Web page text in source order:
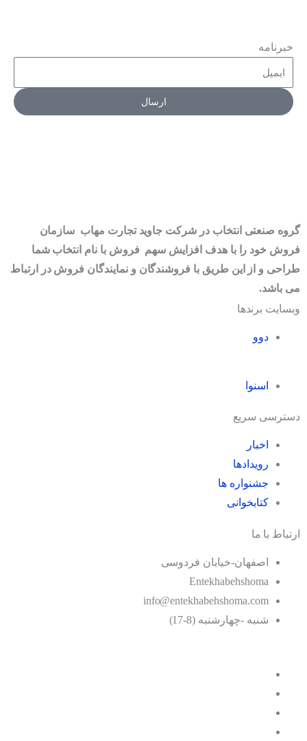
خبرنامه
ارسال
گروه صنعتی انتخاب در شرکت جاوید تجارت مهاب سازمان
فروش خود را با هدف افزایش سهم فروش با نام انتخاب شما
طراحی و از این طریق با فروشندگان و نمایندگان فروش در ارتباط
می باشد.
وبسایت برندها
دوو
اسنوا
دسترسی سریع
اخبار
رویدادها
جشنواره ها
کتابخوانی
ارتباط با ما
اصفهان-خیابان فردوسی
Entekhabehshoma
info@entekhabehshoma.com
شنبه -چهارشنبه (8-17)